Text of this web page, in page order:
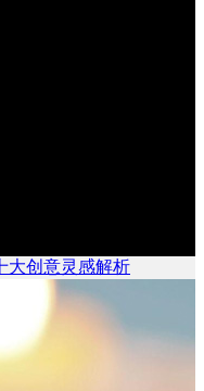
大创意灵感解析